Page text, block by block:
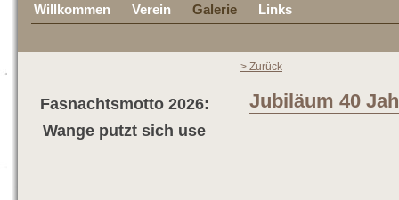
Willkommen Verein Galerie Links
Fasnachtsmotto 2026:
Wange putzt sich use
> Zurück
Jubiläum 40